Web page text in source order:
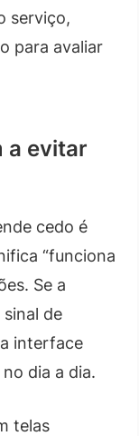
serviço,
para avaliar
a evitar
cedo é
“funciona
Se a
de
interface
dia a dia.
telas